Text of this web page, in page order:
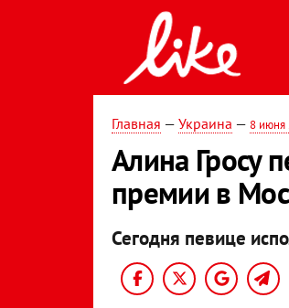
Главная — Украина — 8 июня
Алина Гросу
премии в
Сегодня певице